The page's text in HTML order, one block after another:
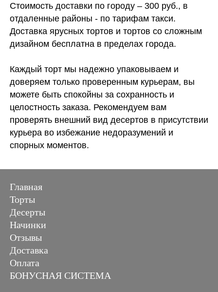
Стоимость доставки по городу – 300 руб., в
отдаленные районы - по тарифам такси.
Доставка ярусных тортов и тортов со сложным
дизайном бесплатна в пределах города.
Каждый торт мы надежно упаковываем и
доверяем только проверенным курьерам, вы
можете быть спокойны за сохранность и
целостность заказа. Рекомендуем вам
проверять внешний вид десертов в присутствии
курьера во избежание недоразумений и
спорных моментов.
Главная
Торты
Десерты
Начинки
Отзывы
Доставка
Оплата
БОНУСНАЯ СИСТЕМА